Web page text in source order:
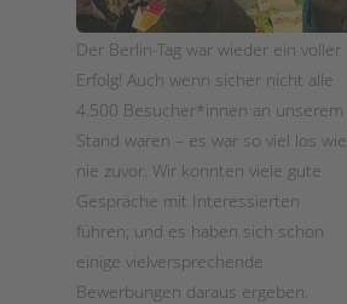
Der Berlin-Tag war wieder ein voller
Erfolg! Auch wenn sicher nicht alle
4.500 Besucher*innen an unserem
Stand waren – es war so viel los wie
nie zuvor. Wir konnten viele gute
Gespräche mit Interessierten
führen; und es haben sich schon
einige vielversprechende
Bewerbungen daraus ergeben.